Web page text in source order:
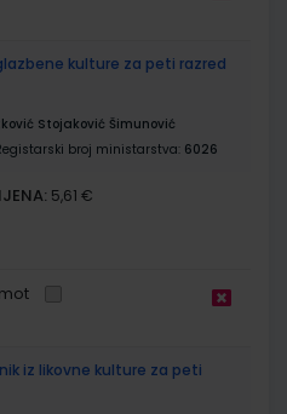
glazbene kulture za peti razred
Stojaković Šimunović
broj ministarstva: 6026
5,61 €
iz likovne kulture za peti